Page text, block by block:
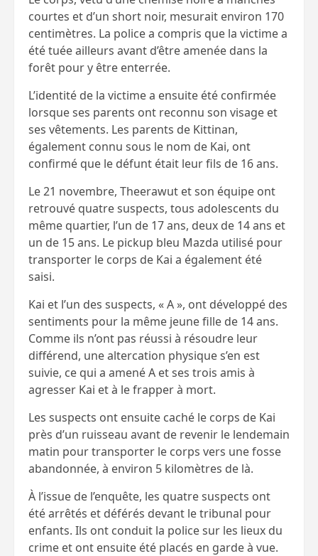
courtes et d’un short noir, mesurait environ 170
centimètres. La police a compris que la victime a
été tuée ailleurs avant d’être amenée dans la
forêt pour y être enterrée.
L’identité de la victime a ensuite été confirmée
lorsque ses parents ont reconnu son visage et
ses vêtements. Les parents de Kittinan,
également connu sous le nom de Kai, ont
confirmé que le défunt était leur fils de 16 ans.
Le 21 novembre, Theerawut et son équipe ont
retrouvé quatre suspects, tous adolescents du
même quartier, l’un de 17 ans, deux de 14 ans et
un de 15 ans. Le pickup bleu Mazda utilisé pour
transporter le corps de Kai a également été
saisi.
Kai et l’un des suspects, « A », ont développé des
sentiments pour la même jeune fille de 14 ans.
Comme ils n’ont pas réussi à résoudre leur
différend, une altercation physique s’en est
suivie, ce qui a amené A et ses trois amis à
agresser Kai et à le frapper à mort.
Les suspects ont ensuite caché le corps de Kai
près d’un ruisseau avant de revenir le lendemain
matin pour transporter le corps vers une fosse
abandonnée, à environ 5 kilomètres de là.
À l’issue de l’enquête, les quatre suspects ont
été arrêtés et déférés devant le tribunal pour
enfants. Ils ont conduit la police sur les lieux du
crime et ont ensuite été placés en garde à vue.